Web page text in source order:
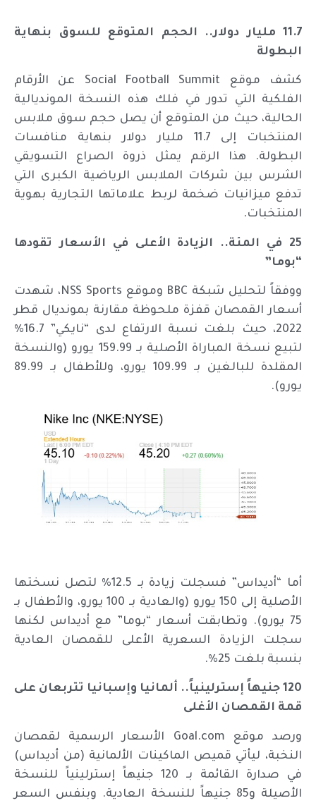
11.7 مليار دولار.. الحجم المتوقع للسوق بنهاية
البطولة
كشف موقع Social Football Summit عن الأرقام
الفلكية التي تدور في فلك هذه النسخة المونديالية
الحالية، حيث من المتوقع أن يصل حجم سوق ملابس
المنتخبات إلى 11.7 مليار دولار بنهاية منافسات
البطولة. هذا الرقم يمثل ذروة الصراع التسويقي
الشرس بين شركات الملابس الرياضية الكبرى التي
تدفع ميزانيات ضخمة لربط علاماتها التجارية بهوية
المنتخبات.
25 في المئة.. الزيادة الأعلى في الأسعار تقودها
“بوما”
ووفقاً لتحليل شبكة BBC وموقع NSS Sports، شهدت
أسعار القمصان قفزة ملحوظة مقارنة بمونديال قطر
2022، حيث بلغت نسبة الارتفاع لدى “نايكي” 16.7%
لتبيع نسخة المباراة الأصلية بـ 159.99 يورو (والنسخة
المقلدة للبالغين بـ 109.99 يورو، وللأطفال بـ 89.99
يورو).
أما “أديداس” فسجلت زيادة بـ 12.5% لتصل نسختها
الأصلية إلى 150 يورو (والعادية بـ 100 يورو، والأطفال بـ
75 يورو). وتطابقت أسعار “بوما” مع أديداس لكنها
سجلت الزيادة السعرية الأعلى للقمصان العادية
بنسبة بلغت 25%.
120 جنيهاً إسترلينياً.. ألمانيا وإسبانيا تتربعان على
قمة القمصان الأغلى
ورصد موقع Goal.com الأسعار الرسمية لقمصان
النخبة، ليأتي قميص الماكينات الألمانية (من أديداس)
في صدارة القائمة بـ 120 جنيهاً إسترلينياً للنسخة
الأصيلة و85 جنيهاً للنسخة العادية. وبنفس السعر